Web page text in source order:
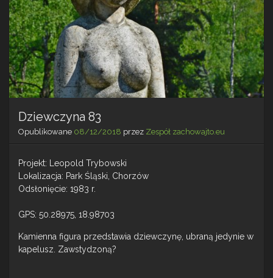
Dziewczyna 83
Opublikowane 08/12/2018 przez Zespół zachowajto.eu
Projekt: Leopold Trybowski
Lokalizacja: Park Śląski, Chorzów
Odsłonięcie: 1983 r.
GPS: 50.28975, 18.98703
Kamienna figura przedstawia dziewczynę, ubraną jedynie w
kapelusz. Zawstydzoną?